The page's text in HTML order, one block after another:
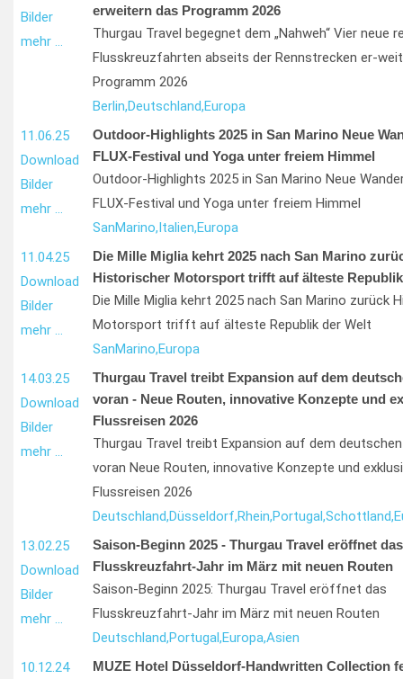
Bilder
mehr …
erweitern das Programm 2026
Thurgau Travel begegnet dem „Nahweh“ Vier neue
Flusskreuzfahrten abseits der Rennstrecken er-
Programm 2026
Berlin,Deutschland,Europa
11.06.25
Download
Bilder
mehr …
Outdoor-Highlights 2025 in San Marino Neue
FLUX-Festival und Yoga unter freiem Himmel
Outdoor-Highlights 2025 in San Marino Neue
FLUX-Festival und Yoga unter freiem Himmel
SanMarino,Italien,Europa
11.04.25
Download
Bilder
mehr …
Die Mille Miglia kehrt 2025 nach San Marino
Historischer Motorsport trifft auf älteste
Die Mille Miglia kehrt 2025 nach San Marino zurück
Motorsport trifft auf älteste Republik der Welt
SanMarino,Europa
14.03.25
Download
Bilder
mehr …
Thurgau Travel treibt Expansion auf dem
voran - Neue Routen, innovative Konzepte und
Flussreisen 2026
Thurgau Travel treibt Expansion auf dem
voran Neue Routen, innovative Konzepte und
Flussreisen 2026
Deutschland,Düsseldorf,Rhein,Portugal,Schottland,
13.02.25
Download
Bilder
mehr …
Saison-Beginn 2025 - Thurgau Travel eröffnet das
Flusskreuzfahrt-Jahr im März mit neuen Routen
Saison-Beginn 2025: Thurgau Travel eröffnet das
Flusskreuzfahrt-Jahr im März mit neuen Routen
Deutschland,Portugal,Europa,Asien
10.12.24
MUZE Hotel Düsseldorf-Handwritten Collection